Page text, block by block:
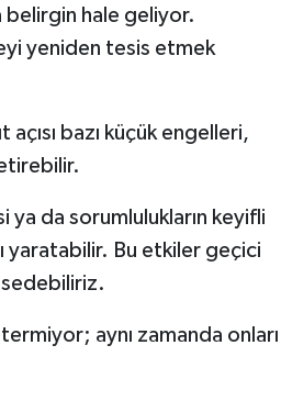
belirgin hale geliyor.
yeniden tesis etmek
bazı küçük engelleri,
ya da sorumlulukların keyifli
yaratabilir. Bu etkiler geçici
aynı zamanda onları